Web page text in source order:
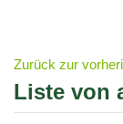
Zurück zur
Liste von